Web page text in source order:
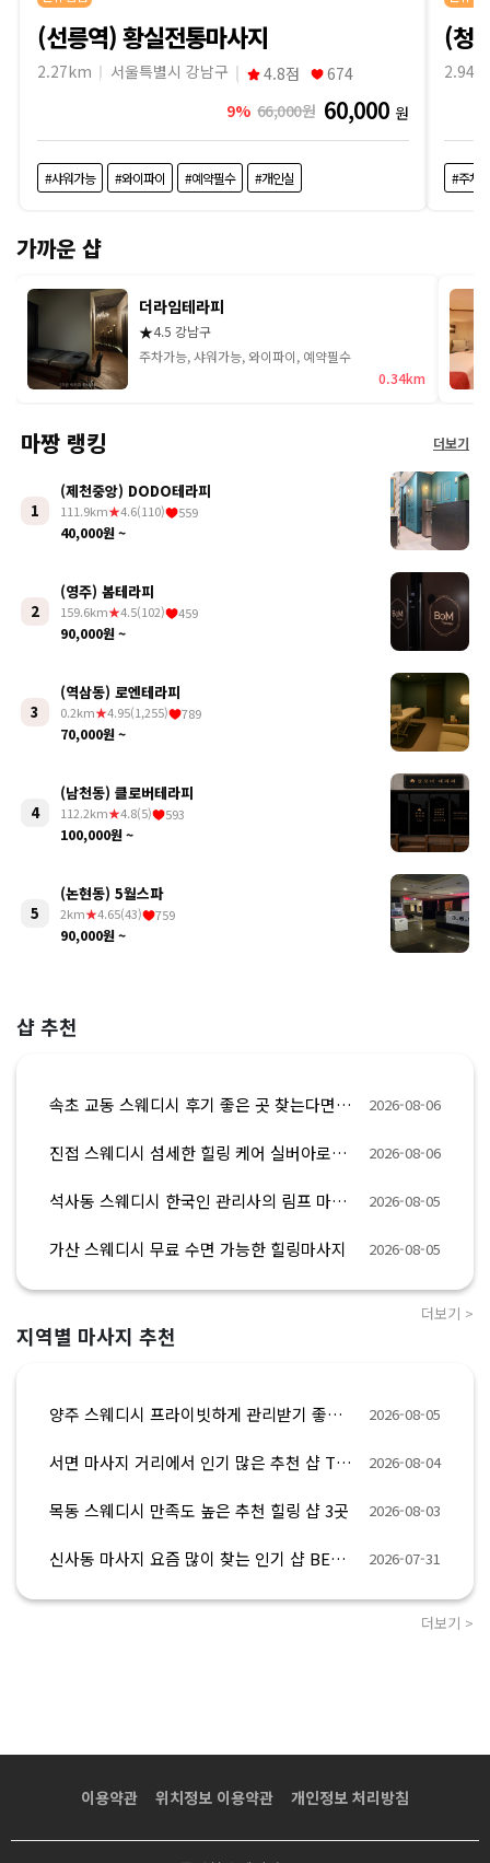
(선릉역) 황실전통마사지
2.27km 서울특별시 강남구 4.8점
674
9% 66,000원 60,000 원
#샤워가능 #와이파이 #예약필수 #개인실
(청
#주차
가까운 샵
더라임테라피
★4.5 강남구
주차가능, 샤워가능, 와이파이, 예약필수
0.34km
마짱 랭킹 더보기
1
(제천중앙) DODO테라피
111.9km★4.6(110) 559
40,000원 ~
2
(영주) 봄테라피
159.6km★4.5(102) 459
90,000원 ~
3
(역삼동) 로엔테라피
0.2km★4.95(1,255) 789
70,000원 ~
4
(남천동) 클로버테라피
112.2km★4.8(5) 593
100,000원 ~
5
(논현동) 5월스파
2km★4.65(43) 759
90,000원 ~
샵 추천
속초 교동 스웨디시 후기 좋은 곳 찾는다면 제이테라피 2026-08-06
진접 스웨디시 섬세한 힐링 케어 실버아로마테라피 2026-08-06
석사동 스웨디시 한국인 관리사의 림프 마사지 뉴테라피 2026-08-05
가산 스웨디시 무료 수면 가능한 힐링마사지 2026-08-05
더보기 >
지역별 마사지 추천
양주 스웨디시 프라이빗하게 관리받기 좋은 샵 BEST 3 2026-08-05
서면 마사지 거리에서 인기 많은 추천 샵 TOP 8 2026-08-04
목동 스웨디시 만족도 높은 추천 힐링 샵 3곳 2026-08-03
신사동 마사지 요즘 많이 찾는 인기 샵 BEST 5 2026-07-31
더보기 >
이용약관 위치정보 이용약관 개인정보 처리방침